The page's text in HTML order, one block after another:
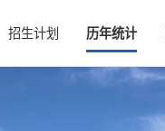
招生计划 历年统计